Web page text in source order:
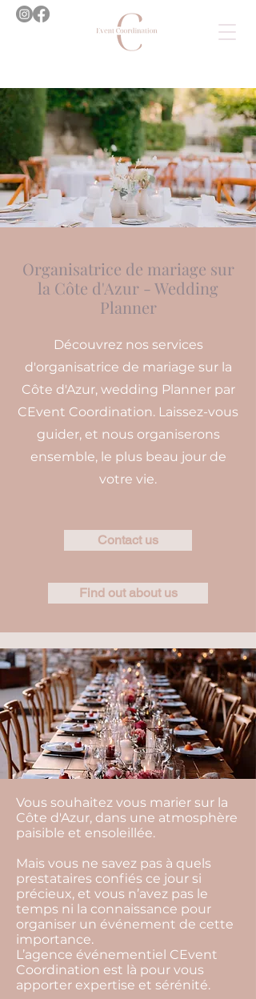
Organisatrice de mariage sur
la Côte d'Azur - Wedding
Planner
Découvrez nos services
d'organisatrice de mariage sur la
Côte d'Azur, wedding Planner par
CEvent Coordination. Laissez-vous
guider, et nous organiserons
ensemble, le plus beau jour de
votre vie.
Contact us
Find out about us
Vous souhaitez vous marier sur la
Côte d'Azur, dans une atmosphère
paisible et ensoleillée.
Mais vous ne savez pas à quels
prestataires confiés ce jour si
précieux, et vous n’avez pas le
temps ni la connaissance pour
organiser un événement de cette
importance.
L’agence événementiel CEvent
Coordination est là pour vous
apporter expertise et sérénité.